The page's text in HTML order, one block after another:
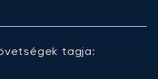
tagja: